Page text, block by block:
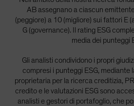
AB assegnano a ciascun
(peggiore) a 10 (migliore) sui fattori E
G (governance). Il rating ESG
media dei punteggi
Gli analisti condividono i propri
compresi i punteggi ESG, mediante
proprietaria per la ricerca creditizia,
credito e le valutazioni ESG sono
analisti e gestori di portafoglio, che